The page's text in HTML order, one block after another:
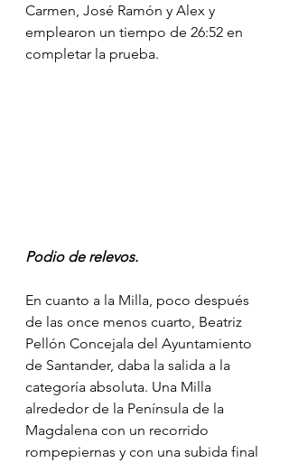
Carmen, José Ramón y Alex y
emplearon un tiempo de 26:52 en
completar la prueba.
Podio de relevos.
En cuanto a la Milla, poco después
de las once menos cuarto, Beatriz
Pellón Concejala del Ayuntamiento
de Santander, daba la salida a la
categoría absoluta. Una Milla
alrededor de la Península de la
Magdalena con un recorrido
rompepiernas y con una subida final